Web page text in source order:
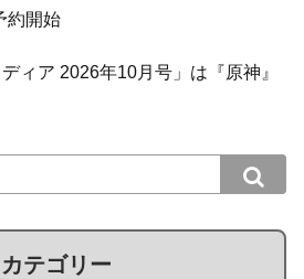
約開始
ィア 2026年10月号」は『原神』
カテゴリー